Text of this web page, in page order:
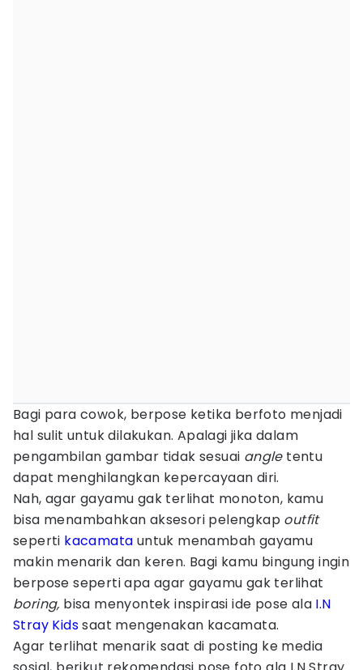
Bagi para cowok, berpose ketika berfoto menjadi
hal sulit untuk dilakukan. Apalagi jika dalam
pengambilan gambar tidak sesuai angletentu
dapat menghilangkan kepercayaan diri.
Nah, agar gayamu gak terlihat monoton, kamu
bisa menambahkan aksesori pelengkap outfit
seperti kacamata untuk menambah gayamu
makin menarik dan keren. Bagi kamu bingung ingin
berpose seperti apa agar gayamu gak terlihat
boring, bisa menyontek inspirasi ide pose ala I.N
Stray Kidssaat mengenakan kacamata.
Agar terlihat menarik saat di posting ke media